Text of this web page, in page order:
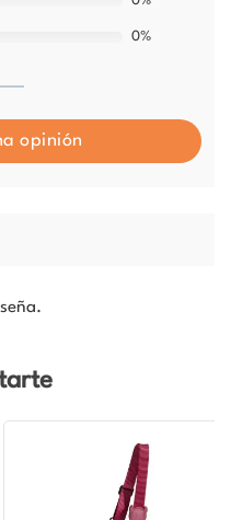
0%
opinión
$14.990.
precio
actual
es:
$10.493.